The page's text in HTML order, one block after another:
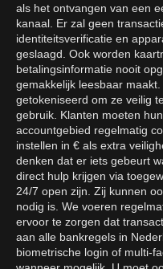
als het ontvangen van een
kanaal. Er zal geen
identiteitsverificatie en
geslaagd. Ook worden
betalingsinformatie nooit
gemakkelijk leesbaar
getokeniseerd om ze veilig
gebruik. Klanten moeten
accountgebied regelmatig
instellen in € als extra
denken dat er iets gebeurt
direct hulp krijgen via
24/7 open zijn. Zij kunnen
nodig is. We voeren
ervoor te zorgen dat
aan alle bankregels in
biometrische login of multi-